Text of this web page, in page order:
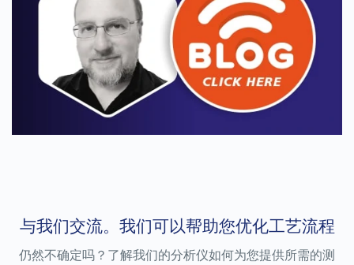
ULTRA
SERVOPRO SAFE AREA
与我们交流。我们可以帮助您优化工艺流程
仍然不确定吗？了解我们的分析仪如何为您提供所需的测